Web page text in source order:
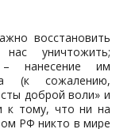
восстановить
уничтожить;
нанесение им
(к сожалению,
доброй воли» и
к тому, что ни на
РФ никто в мире